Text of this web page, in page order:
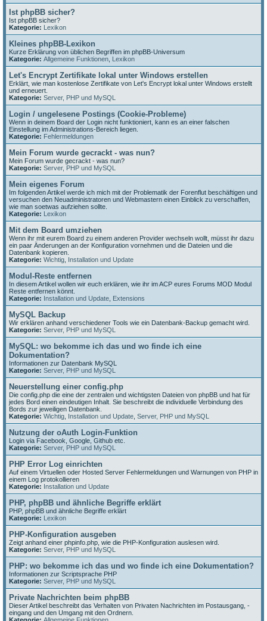
Ist phpBB sicher?
Ist phpBB sicher?
Kategorie: Lexikon
Kleines phpBB-Lexikon
Kurze Erklärung von üblichen Begriffen im phpBB-Universum
Kategorie: Allgemeine Funktionen Lexikon
Let's Encrypt Zertifikate lokal unter Windows erstellen
Erklärt, wie man kostenlose Zertifikate von Let's Encrypt lokal unter Windows erstellt
und erneuert.
Kategorie: Server, PHP und MySQL
Login / ungelesene Postings (Cookie-Probleme)
Wenn in deinem Board der Login nicht funktioniert, kann es an einer falschen
Einstellung im Administrations-Bereich liegen.
Kategorie: Fehlermeldungen
Mein Forum wurde gecrackt - was nun?
Mein Forum wurde gecrackt - was nun?
Kategorie: Server, PHP und MySQL
Mein eigenes Forum
Im folgenden Artikel werde ich mich mit der Problematik der Forenflut beschäftigen und
versuchen den Neuadministratoren und Webmastern einen Einblick zu verschaffen,
wie man soetwas aufziehen sollte.
Kategorie: Lexikon
Mit dem Board umziehen
Wenn ihr mit eurem Board zu einem anderen Provider wechseln wollt, müsst ihr dazu
ein paar Änderungen an der Konfiguration vornehmen und die Dateien und die
Datenbank kopieren.
Kategorie: Wichtig Installation und Update
Modul-Reste entfernen
In diesem Artikel wollen wir euch erklären, wie ihr im ACP eures Forums MOD Modul
Reste entfernen könnt.
Kategorie: Installation und Update Extensions
MySQL Backup
Wir erklären anhand verschiedener Tools wie ein Datenbank-Backup gemacht wird.
Kategorie: Server, PHP und MySQL
MySQL: wo bekomme ich das und wo finde ich eine
Dokumentation?
Informationen zur Datenbank MySQL
Kategorie: Server, PHP und MySQL
Neuerstellung einer config.php
Die config.php die eine der zentralen und wichtigsten Dateien von phpBB und hat für
jedes Bord einen eindeutigen Inhalt. Sie beschreibt die individuelle Verbindung des
Bords zur jeweiligen Datenbank.
Kategorie: Wichtig Installation und Update Server, PHP und MySQL
Nutzung der oAuth Login-Funktion
Login via Facebook, Google, Github etc.
Kategorie: Server, PHP und MySQL
PHP Error Log einrichten
Auf einem Virtuellen oder Hosted Server Fehlermeldungen und Warnungen von PHP in
einem Log protokollieren
Kategorie: Installation und Update
PHP, phpBB und ähnliche Begriffe erklärt
PHP, phpBB und ähnliche Begriffe erklärt
Kategorie: Lexikon
PHP-Konfiguration ausgeben
Zeigt anhand einer phpinfo.php, wie die PHP-Konfiguration auslesen wird.
Kategorie: Server, PHP und MySQL
PHP: wo bekomme ich das und wo finde ich eine Dokumentation?
Informationen zur Scriptsprache PHP
Kategorie: Server, PHP und MySQL
Private Nachrichten beim phpBB
Dieser Artikel beschreibt das Verhalten von Privaten Nachrichten im Postausgang, -
eingang und den Umgang mit den Ordnern.